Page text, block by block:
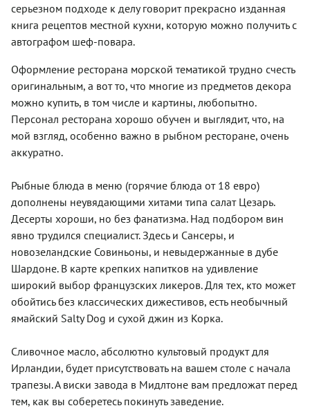
серьезном подходе к делу говорит прекрасно изданная
книга рецептов местной кухни, которую можно получить с
автографом шеф-повара.
Оформление ресторана морской тематикой трудно счесть
оригинальным, а вот то, что многие из предметов декора
можно купить, в том числе и картины, любопытно.
Персонал ресторана хорошо обучен и выглядит, что, на
мой взгляд, особенно важно в рыбном ресторане, очень
аккуратно.
Рыбные блюда в меню (горячие блюда от 18 евро)
дополнены неувядающими хитами типа салат Цезарь.
Десерты хороши, но без фанатизма. Над подбором вин
явно трудился специалист. Здесь и Сансеры, и
новозеландские Совиньоны, и невыдержанные в дубе
Шардоне. В карте крепких напитков на удивление
широкий выбор французских ликеров. Для тех, кто может
обойтись без классических дижестивов, есть необычный
ямайский Salty Dog и сухой джин из Корка.
Сливочное масло, абсолютно культовый продукт для
Ирландии, будет присутствовать на вашем столе с начала
трапезы. А виски завода в Мидлтоне вам предложат перед
тем, как вы соберетесь покинуть заведение.